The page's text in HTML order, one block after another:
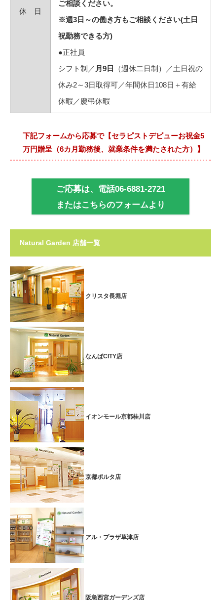
休 日
ご相談ください。
※週3日～の働き方もご相談ください(土日
祝勤務できる方)
●正社員
シフト制／ 月9日
（週休二日制）／土日祝の
休み2～3日取得可／年間休日108日＋有給
休暇／慶弔休暇
下記フォームから応募で【セラピストデビューお祝金5
万円贈呈（6カ月勤務後、就業条件を満たされた方）】
ご応募は、電話06-6881-2721
またはこちらのフォームより
Natural Garden 店舗一覧
クリスタ長堀店
なんばCITY店
イオンモール京都桂川店
京都ポルタ店
アル・プラザ草津店
阪急西宮ガーデンズ店